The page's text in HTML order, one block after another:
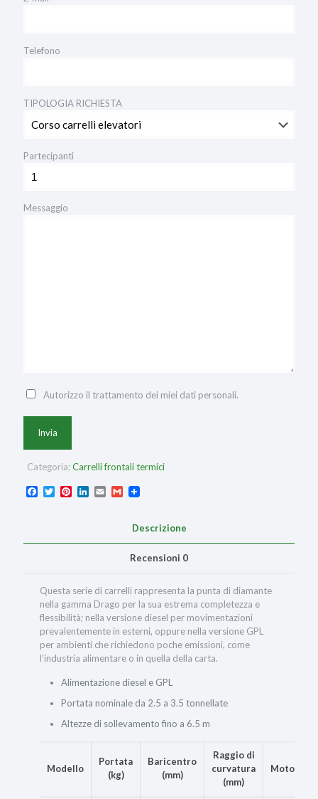
Telefono
TIPOLOGIA RICHIESTA
Partecipanti
Messaggio
Autorizzo il trattamento dei miei dati personali.
Categoria:Carrelli frontali termici
Facebook
TwitterPinterest
LinkedIn
EmailGmail
Descrizione
Recensioni 0
Questa serie di carrelli rappresenta la punta di diamante
nella gamma Drago per la sua estrema completezza e
flessibilità; nella versione diesel per movimentazioni
prevalentemente in esterni, oppure nella versione GPL
per ambienti che richiedono poche emissioni, come
l’industria alimentare o in quella della carta.
Alimentazione diesel e GPL
Portata nominale da 2.5 a 3.5 tonnellate
Altezze di sollevamento fino a 6.5 m
Modello
Portata
(kg)
Baricentro
(mm)
Raggio di
curvatura
(mm)
Motore